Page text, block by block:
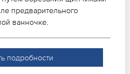
предварительного
ванночке.
подробности